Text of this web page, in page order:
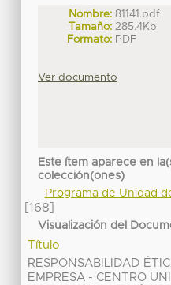
Nombre: 81141.pdf
Tamaño: 285.4Kb
Formato: PDF
Ver documento
Este ítem aparece en
colección(ones)
Programa de Unidad
[168]
Visualización del
Título
RESPONSABILIDAD
EMPRESA - CENTRO